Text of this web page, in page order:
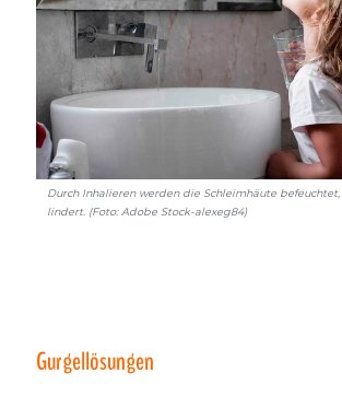
Durch Inhalieren werden die Schleimhäute
lindert. (Foto: Adobe Stock-alexeg84)
Gurgellösungen